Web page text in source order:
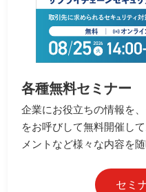
各種無料セミナー
企業にお役立ちの情報を
をお呼びして無料開催し
メントなど様々な内容を随
セミ